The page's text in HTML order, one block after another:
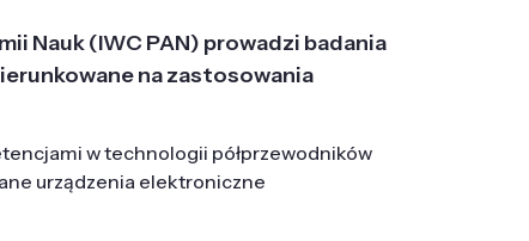
Nauk (IWC PAN) prowadzi badania
na zastosowania
w technologii półprzewodników
urządzenia elektroniczne